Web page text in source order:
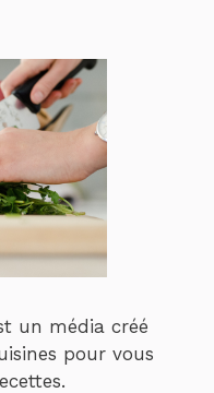
un média créé
pour vous